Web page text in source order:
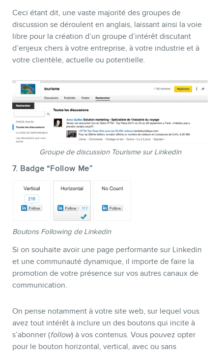
Ceci étant dit, une vaste majorité des groupes de
discussion se déroulent en anglais, laissant ainsi la voie
libre pour la création d’un groupe d’intérêt discutant
d’enjeux chers à votre entreprise, à votre industrie et à
votre clientèle, actuelle ou potentielle.
Groupe de discussion Tourisme sur Linkedin
7. Badge “Follow Me”
Boutons Following de Linkedin
Si on souhaite avoir une page performante sur Linkedin
et une communauté dynamique, il importe de faire la
promotion de votre présence sur vos autres canaux de
communication.
On pense notamment à votre site web, sur lequel vous
avez tout intérêt à inclure un des boutons qui incite à
s’abonner (follow) à vos contenus. Vous pouvez opter
pour le bouton horizontal, vertical, avec ou sans